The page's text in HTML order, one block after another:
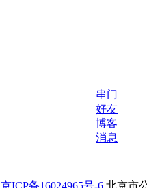
串门
好友
博客
消息
京ICP备16024965号-6 北京市